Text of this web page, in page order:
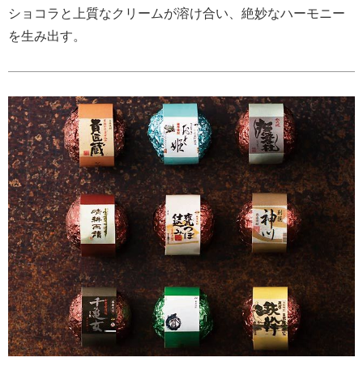
ショコラと上質なクリームが溶け合い、絶妙なハーモニー
を生み出す。